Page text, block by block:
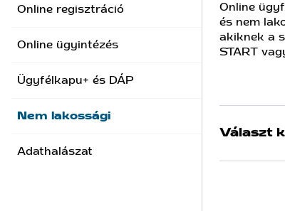
Online regisztráció
Online ügyintézés
Ügyfélkapu+ és DÁP
Nem lakossági
Adathalászat
Online
és nem
akiknek a
START
Választ